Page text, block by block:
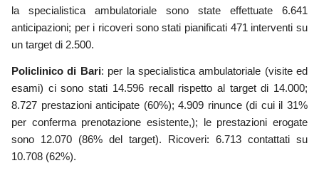
la specialistica ambulatoriale sono state effettuate 6.641
anticipazioni; per i ricoveri sono stati pianificati 471 interventi su
un target di 2.500.
Policlinico di Bari: per la specialistica ambulatoriale (visite ed
esami) ci sono stati 14.596 recall rispetto al target di 14.000;
8.727 prestazioni anticipate (60%); 4.909 rinunce (di cui il 31%
per conferma prenotazione esistente,); le prestazioni erogate
sono 12.070 (86% del target). Ricoveri: 6.713 contattati su
10.708 (62%).